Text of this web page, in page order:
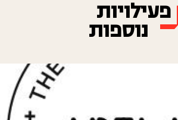
פעילויות
נוספות